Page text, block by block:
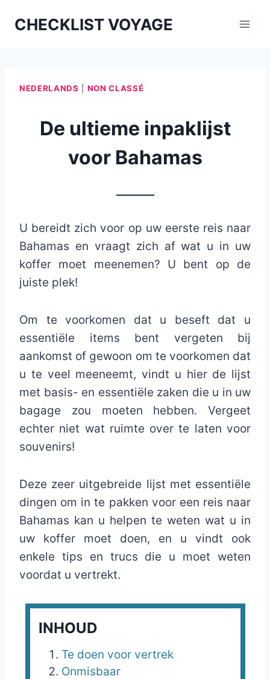
CHECKLIST VOYAGE
NEDERLANDS NON CLASSÉ
De ultieme inpaklijst
voor Bahamas
U bereidt zich voor op uw eerste reis naar
Bahamas en vraagt ​​zich af wat u in uw
koffer moet meenemen? U bent op de
juiste plek!
Om te voorkomen dat u beseft dat u
essentiële items bent vergeten bij
aankomst of gewoon om te voorkomen dat
u te veel meeneemt, vindt u hier de lijst
met basis- en essentiële zaken die u in uw
bagage zou moeten hebben. Vergeet
echter niet wat ruimte over te laten voor
souvenirs!
Deze zeer uitgebreide lijst met essentiële
dingen om in te pakken voor een reis naar
Bahamas kan u helpen te weten wat u in
uw koffer moet doen, en u vindt ook
enkele tips en trucs die u moet weten
voordat u vertrekt.
INHOUD
Te doen voor vertrek
Onmisbaar